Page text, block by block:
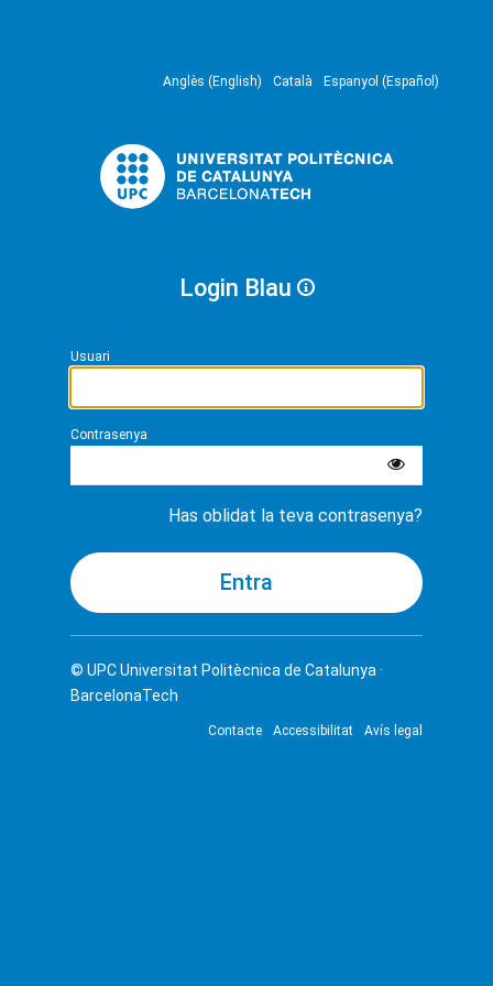
Anglès (English) Català Espanyol (Español)
Login Blau
Usuari
Contrasenya
Has oblidat la teva contrasenya?
© UPCUniversitat Politècnica de Catalunya ·
BarcelonaTech
Contacte Accessibilitat Avís legal